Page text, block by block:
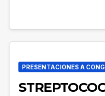
PRESENTACIONES A